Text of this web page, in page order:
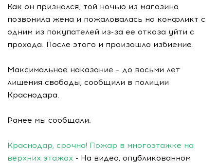
Как он признался, той ночью из магазина
позвонила жена и пожаловалась на конфликт с
одним из покупателей из-за ее отказа уйти с
прохода. После этого и произошло избиение.
Максимальное наказание – до восьми лет
лишения свободы, сообщили в полиции
Краснодара.
Ранее мы сообщали:
Краснодар, срочно! Пожар в многоэтажке на
верхних этажах - На видео, опубликованном